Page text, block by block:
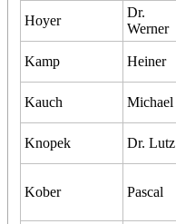
Hoyer
Dr.
Werner
Kamp Heiner
Kauch Michael
Knopek Dr. Lutz
Kober Pascal